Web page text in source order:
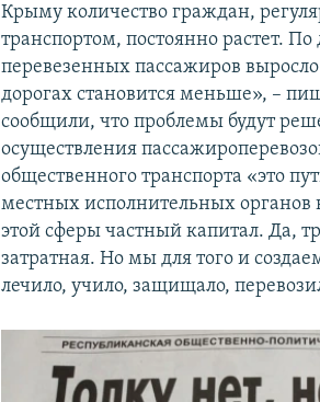
Крыму количество граждан,
транспортом, постоянно растет.
перевезенных пассажиров выросло
дорогах становится меньше», –
сообщили, что проблемы будут
осуществления
общественного транспорта «это
местных исполнительных органов
этой сферы частный капитал. Да,
затратная. Но мы для того и
лечило, учило, защищало,